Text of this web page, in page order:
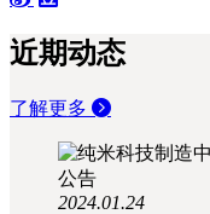
近期动态
了解更多
2024.01.24